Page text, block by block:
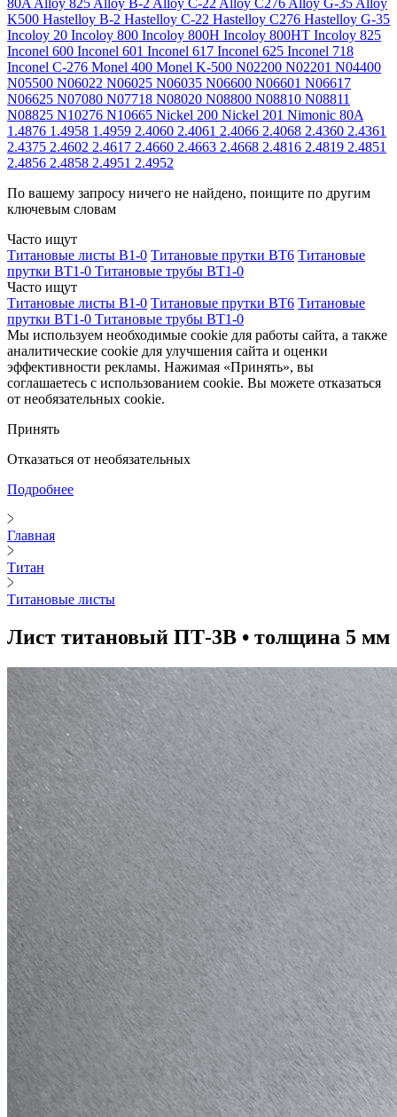
80A Alloy 825 Alloy B-2 Alloy C-22 Alloy C276 Alloy G-35 Alloy
K500 Hastelloy B-2 Hastelloy C-22 Hastelloy C276 Hastelloy G-35
Incoloy 20 Incoloy 800 Incoloy 800H Incoloy 800HT Incoloy 825
Inconel 600 Inconel 601 Inconel 617 Inconel 625 Inconel 718
Inconel C-276 Monel 400 Monel K-500 N02200 N02201 N04400
N05500 N06022 N06025 N06035 N06600 N06601 N06617
N06625 N07080 N07718 N08020 N08800 N08810 N08811
N08825 N10276 N10665 Nickel 200 Nickel 201 Nimonic 80A
1.4876 1.4958 1.4959 2.4060 2.4061 2.4066 2.4068 2.4360 2.4361
2.4375 2.4602 2.4617 2.4660 2.4663 2.4668 2.4816 2.4819 2.4851
2.4856 2.4858 2.4951 2.4952
По вашему запросу ничего не найдено, поищите по другим
ключевым словам
Часто ищут
Титановые листы В1-0 Титановые прутки ВТ6 Титановые
прутки ВТ1-0 Титановые трубы ВТ1-0
Часто ищут
Титановые листы В1-0 Титановые прутки ВТ6 Титановые
прутки ВТ1-0 Титановые трубы ВТ1-0
Мы используем необходимые cookie для работы сайта, а также
аналитические cookie для улучшения сайта и оценки
эффективности рекламы. Нажимая «Принять», вы
соглашаетесь с использованием cookie. Вы можете отказаться
от необязательных cookie.
Принять
Отказаться от необязательных
Подробнее
Главная
Титан
Титановые листы
Лист титановый ПТ-3В • толщина 5 мм